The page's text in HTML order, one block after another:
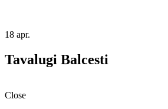
18 apr.
Tavalugi Balcesti
Close